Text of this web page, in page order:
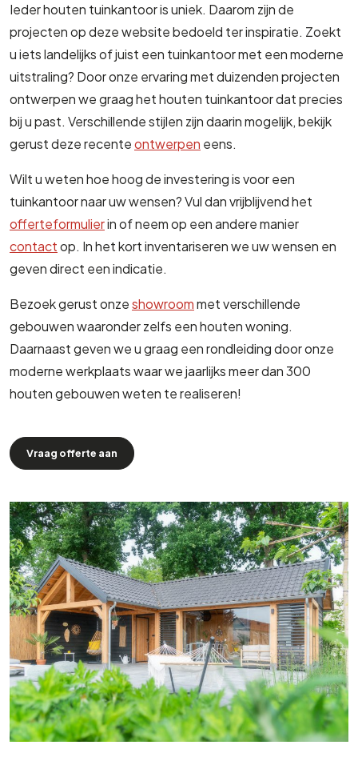
Ieder houten tuinkantoor is uniek. Daarom zijn de
projecten op deze website bedoeld ter inspiratie. Zoekt
u iets landelijks of juist een tuinkantoor met een moderne
uitstraling? Door onze ervaring met duizenden projecten
ontwerpen we graag het houten tuinkantoor dat precies
bij u past. Verschillende stijlen zijn daarin mogelijk, bekijk
gerust deze recenteontwerpen eens.
Wilt u weten hoe hoog de investering is voor een
tuinkantoor naar uw wensen? Vul dan vrijblijvend het
offerteformulierin of neem op een andere manier
contactop. In het kort inventariseren we uw wensen en
geven direct een indicatie.
Bezoek gerust onzeshowroommet verschillende
gebouwen waaronder zelfs een houten woning.
Daarnaast geven we u graag een rondleiding door onze
moderne werkplaats waar we jaarlijks meer dan 300
houten gebouwen weten te realiseren!
Vraag offerte aan